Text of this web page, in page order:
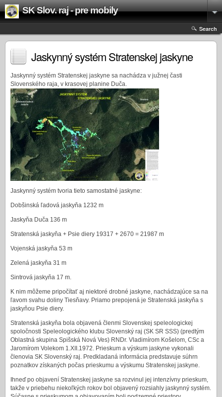
SK Slov. raj - pre mobily
Search
Jaskynný systém Stratenskej jaskyne
Jaskynný systém Stratenskej jaskyne sa nachádza v južnej časti
Slovenského raja, v krasovej planine Duča.
Jaskynný systém tvoria tieto samostatné jaskyne:
Dobšinská ľadová jaskyňa 1232 m
Jaskyňa Duča 136 m
Stratenská jaskyňa + Psie diery 19317 + 2670 = 21987 m
Vojenská jaskyňa 53 m
Zelená jaskyňa 31 m
Sintrová jaskyňa 17 m.
K nim môžeme pripočítať aj niektoré drobné jaskyne, nachádzajúce sa na
ľavom svahu doliny Tiesňavy. Priamo prepojená je Stratenská jaskyňa s
jaskyňou Psie diery.
Stratenská jaskyňa bola objavená členmi Slovenskej speleologickej
spoločnosti Speleologického klubu Slovenský raj (SK SR SSS) (predtým
Oblastná skupina Spišská Nová Ves) RNDr. Vladimírom Košelom, CSc a
Jaromírom Volekom 1.XII.1972. Prieskum a výskum jaskyne vykonali
členovia SK Slovenský raj. Predkladaná informácia predstavuje súhrn
poznatkov získaných počas prieskumu a výskumu Stratenskej jaskyne.
Ihneď po objavení Stratenskej jaskyne sa rozvinul jej intenzívny prieskum,
takže v priebehu niekoľkých rokov bol objavený rozsiahly jaskynný systém.